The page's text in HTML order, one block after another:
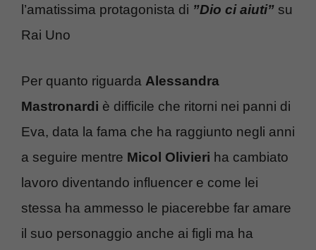
l’amatissima protagonista di ”Dio ci aiuti” su
Rai Uno
Per quanto riguarda Alessandra
Mastronardi è difficile che ritorni nei panni di
Eva, data la fama che ha raggiunto negli anni
a seguire mentre Micol Olivieri ha cambiato
lavoro diventando influencer e come lei
stessa ha ammesso le piacerebbe far amare
il suo personaggio anche ai figli ma ha